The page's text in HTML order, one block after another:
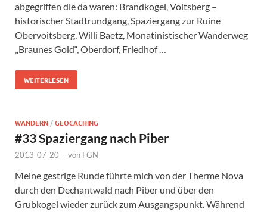
abgegriffen die da waren: Brandkogel, Voitsberg –
historischer Stadtrundgang, Spaziergang zur Ruine
Obervoitsberg, Willi Baetz, Monatinistischer Wanderweg
„Braunes Gold“, Oberdorf, Friedhof …
WEITERLESEN
WANDERN/GEOCACHING
#33 Spaziergang nach Piber
2013-07-20 - von FGN
Meine gestrige Runde führte mich von der Therme Nova
durch den Dechantwald nach Piber und über den
Grubkogel wieder zurück zum Ausgangspunkt. Während